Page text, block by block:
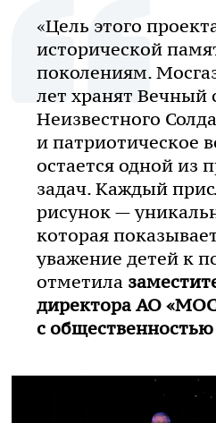
«Цель этого
исторической
поколениям.
лет хранят Вечный
Неизвестного
и патриотическое
остается одной из
задач. Каждый
рисунок —
которая
уважение детей к
отметила
директора АО
с